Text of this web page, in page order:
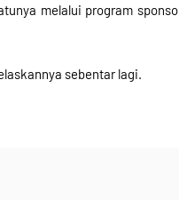
melalui program
sebentar lagi.